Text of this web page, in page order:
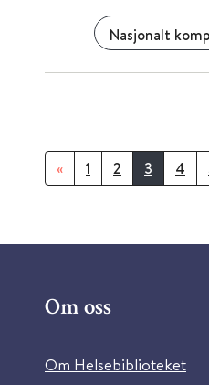
« 1 2 3 4
Om oss
Om Helsebiblioteket